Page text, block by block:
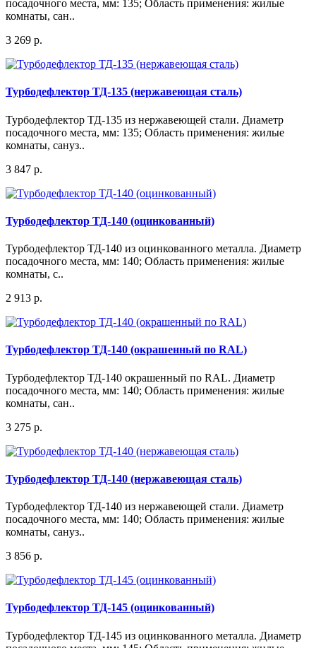
посадочного места, мм: 135; Область применения: жилые
комнаты, сан..
3 269 р.
Турбодефлектор ТД-135 (нержавеющая сталь)
Турбодефлектор ТД-135 из нержавеющей стали. Диаметр
посадочного места, мм: 135; Область применения: жилые
комнаты, сануз..
3 847 р.
Турбодефлектор ТД-140 (оцинкованный)
Турбодефлектор ТД-140 из оцинкованного металла. Диаметр
посадочного места, мм: 140; Область применения: жилые
комнаты, с..
2 913 р.
Турбодефлектор ТД-140 (окрашенный по RAL)
Турбодефлектор ТД-140 окрашенный по RAL. Диаметр
посадочного места, мм: 140; Область применения: жилые
комнаты, сан..
3 275 р.
Турбодефлектор ТД-140 (нержавеющая сталь)
Турбодефлектор ТД-140 из нержавеющей стали. Диаметр
посадочного места, мм: 140; Область применения: жилые
комнаты, сануз..
3 856 р.
Турбодефлектор ТД-145 (оцинкованный)
Турбодефлектор ТД-145 из оцинкованного металла. Диаметр